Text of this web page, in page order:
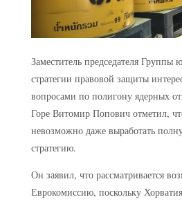
Заместитель председателя Группы
стратегии правовой защиты
вопросами по полигону ядерных
Горе Витомир Попович отметил,
невозможно даже выработать
стратегию.
Он заявил, что рассматривается
Еврокомиссию, поскольку